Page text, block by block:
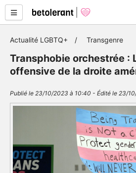
Actualité LGBTQ+ Transgenre
Transphobie orchestrée :
offensive de la droite
Publié le 23/10/2023 à 10:40 - Édité le 23/